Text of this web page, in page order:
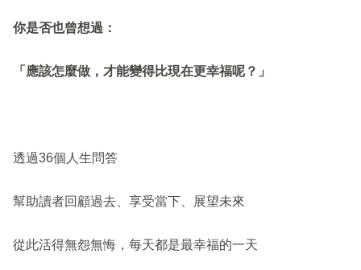
你是否也曾想過：
「應該怎麼做，才能變得比現在更幸福呢？」
透過36個人生問答
幫助讀者回顧過去、享受當下、展望未來
從此活得無怨無悔，每天都是最幸福的一天